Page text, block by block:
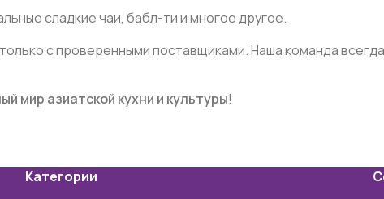
сладкие чаи, бабл-ти и многое другое.
с проверенными поставщиками. Наша команда
мир азиатской кухни и культуры!
Категории